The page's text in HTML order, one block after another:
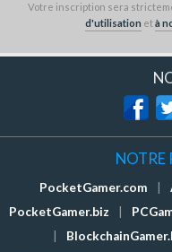
Votre inscription sera
d'utilisation età
NOTRE
PocketGamer.com
PocketGamer.biz